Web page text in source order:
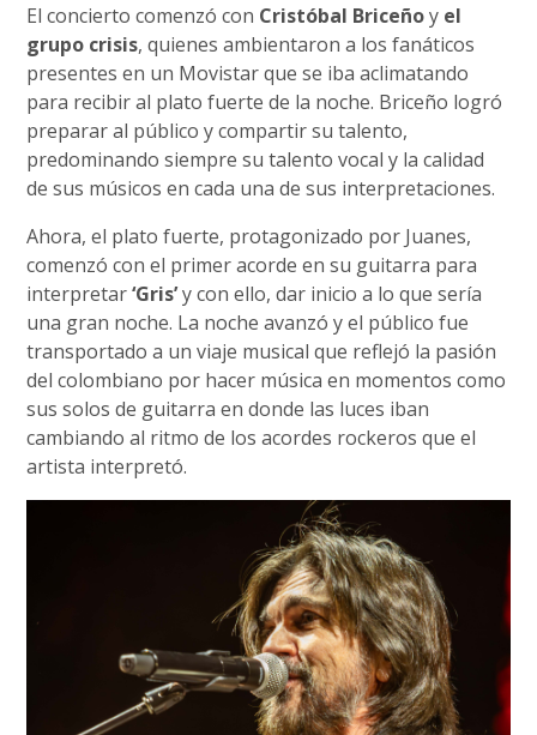
El concierto comenzó con Cristóbal Briceñoy el
grupo crisis, quienes ambientaron a los fanáticos
presentes en un Movistar que se iba aclimatando
para recibir al plato fuerte de la noche. Briceño logró
preparar al público y compartir su talento,
predominando siempre su talento vocal y la calidad
de sus músicos en cada una de sus interpretaciones.
Ahora, el plato fuerte, protagonizado por Juanes,
comenzó con el primer acorde en su guitarra para
interpretar‘Gris’y con ello, dar inicio a lo que sería
una gran noche. La noche avanzó y el público fue
transportado a un viaje musical que reflejó la pasión
del colombiano por hacer música en momentos como
sus solos de guitarra en donde las luces iban
cambiando al ritmo de los acordes rockeros que el
artista interpretó.